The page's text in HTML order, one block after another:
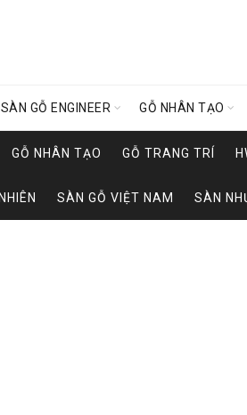
SÀN GỖ ENGINEER GỖ NHÂN TẠO
GỖ NHÂN TẠO GỖ TRANG TRÍ
SÀN GỖ VIỆT NAM SÀN